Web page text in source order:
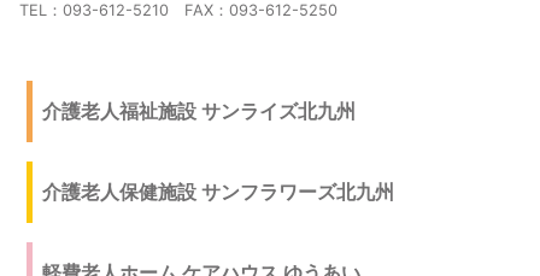
TEL：093-612-5210 FAX：093-612-5250
介護老人福祉施設 サンライズ北九州
介護老人保健施設 サンフラワーズ北九州